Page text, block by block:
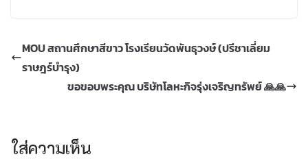
MOU สถานศึกษาสีขาว โรงเรียนวัดพันธุวงษ์ (ปรีชาเลี่ยม
ราษฎร์บำรุง)
ขอขอบพระคุณ บริษัทโลหะกิจรุ่งเจริญทรัพย์ 🙏🙏
ใส่ความเห็น